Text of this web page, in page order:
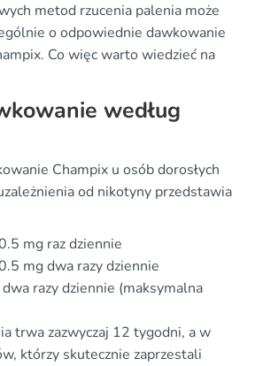
metod rzucenia palenia może
o odpowiednie dawkowanie
Co więc warto wiedzieć na
według
Champix u osób dorosłych
od nikotyny przedstawia
mg raz dziennie
mg dwa razy dziennie
razy dziennie (maksymalna
trwa zazwyczaj 12 tygodni, a w
którzy skutecznie zaprzestali